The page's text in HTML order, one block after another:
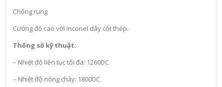
Chống rung
Cường độ cao với inconel dây cốt thép.
Thông số kỹ thuật:
– Nhiệt độ liên tục tối đa: 1260DC
– Nhiệt độ nóng chảy: 1800DC